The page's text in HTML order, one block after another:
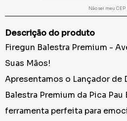
Não sei meu CEP
Descrição do produto
Firegun Balestra Premium -
Suas Mãos!
Apresentamos o Lançador de
Balestra Premium da Pica
ferramenta perfeita para